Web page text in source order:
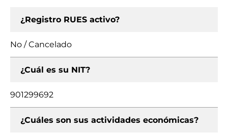
¿Registro RUES activo?
No / Cancelado
¿Cuál es su NIT?
901299692
¿Cuáles son sus actividades económicas?